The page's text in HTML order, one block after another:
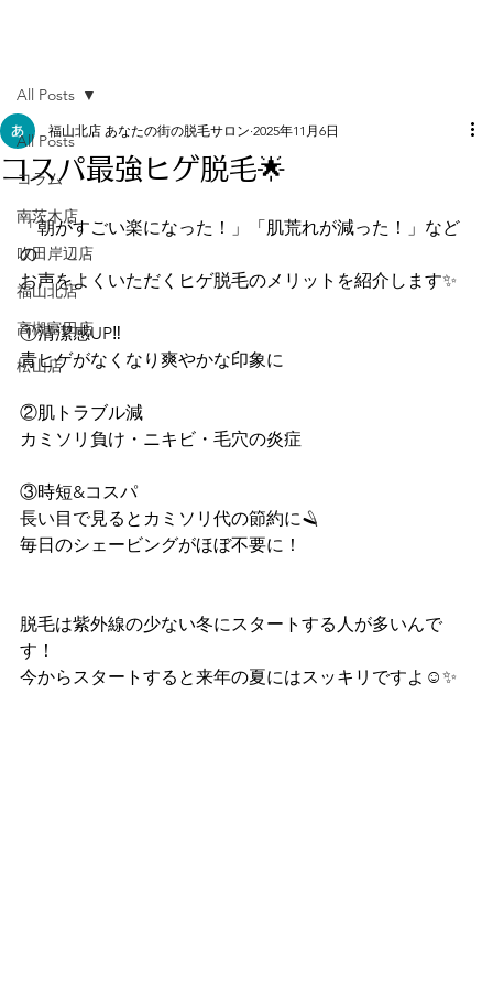
All Posts
コラム
南茨木店
吹田岸辺店
福山北店
高槻富田店
松山店
All Posts
コスパ最強ヒゲ脱毛🌟
福山北店 あなたの街の脱毛サロン 2025年11月6日
「朝がすごい楽になった！」「肌荒れが減った！」など
の
お声をよくいただくヒゲ脱毛のメリットを紹介します✨
①清潔感UP‼︎
青ヒゲがなくなり爽やかな印象に
②肌トラブル減
カミソリ負け・ニキビ・毛穴の炎症
③時短&コスパ
長い目で見るとカミソリ代の節約に🪒
毎日のシェービングがほぼ不要に！
脱毛は紫外線の少ない冬にスタートする人が多いんで
す！
今からスタートすると来年の夏にはスッキリですよ☺️✨